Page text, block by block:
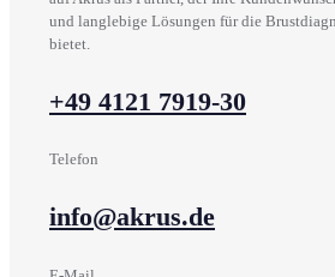
und langlebige Lösungen für die
bietet.
+49 4121 7919-30
Telefon
info@akrus.de